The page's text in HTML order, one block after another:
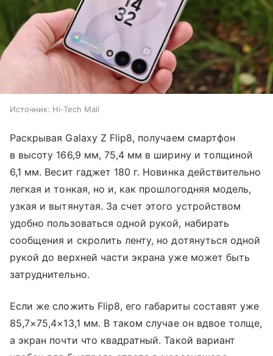
Источник: Hi-Tech Mail
Раскрывая Galaxy Z Flip8, получаем смартфон
в высоту 166,9 мм, 75,4 мм в ширину и толщиной
6,1 мм. Весит гаджет 180 г. Новинка действительно
легкая и тонкая, но и, как прошлогодняя модель,
узкая и вытянутая. За счет этого устройством
удобно пользоваться одной рукой, набирать
сообщения и скролить ленту, но дотянуться одной
рукой до верхней части экрана уже может быть
затруднительно.
Если же сложить Flip8, его габариты составят уже
85,7×75,4×13,1 мм. В таком случае он вдвое толще,
а экран почти что квадратный. Такой вариант